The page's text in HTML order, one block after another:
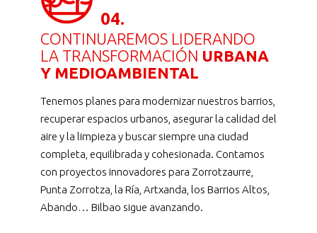
04.
CONTINUAREMOS LIDERANDO
LA TRANSFORMACIÓN URBANA
Y MEDIOAMBIENTAL
Tenemos planes para modernizar nuestros barrios,
recuperar espacios urbanos, asegurar la calidad del
aire y la limpieza y buscar siempre una ciudad
completa, equilibrada y cohesionada. Contamos
con proyectos innovadores para Zorrotzaurre,
Punta Zorrotza, la Ría, Artxanda, los Barrios Altos,
Abando… Bilbao sigue avanzando.